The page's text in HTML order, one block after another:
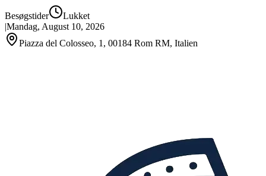
Besøgstider
Lukket
|Mandag, August 10, 2026
Piazza del Colosseo, 1, 00184 Rom RM, Italien